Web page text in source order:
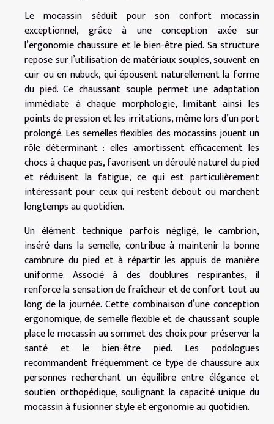
Le mocassin séduit pour son confort mocassin
exceptionnel, grâce à une conception axée sur
l’ergonomie chaussure et le bien-être pied. Sa structure
repose sur l’utilisation de matériaux souples, souvent en
cuir ou en nubuck, qui épousent naturellement la forme
du pied. Ce chaussant souple permet une adaptation
immédiate à chaque morphologie, limitant ainsi les
points de pression et les irritations, même lors d’un port
prolongé. Les semelles flexibles des mocassins jouent un
rôle déterminant : elles amortissent efficacement les
chocs à chaque pas, favorisent un déroulé naturel du pied
et réduisent la fatigue, ce qui est particulièrement
intéressant pour ceux qui restent debout ou marchent
longtemps au quotidien.
Un élément technique parfois négligé, le cambrion,
inséré dans la semelle, contribue à maintenir la bonne
cambrure du pied et à répartir les appuis de manière
uniforme. Associé à des doublures respirantes, il
renforce la sensation de fraîcheur et de confort tout au
long de la journée. Cette combinaison d’une conception
ergonomique, de semelle flexible et de chaussant souple
place le mocassin au sommet des choix pour préserver la
santé et le bien-être pied. Les podologues
recommandent fréquemment ce type de chaussure aux
personnes recherchant un équilibre entre élégance et
soutien orthopédique, soulignant la capacité unique du
mocassin à fusionner style et ergonomie au quotidien.